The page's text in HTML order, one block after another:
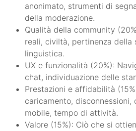
anonimato, strumenti di
della moderazione.
Qualità della community
reali, civiltà, pertinenza della
linguistica.
UX e funzionalità (20%):
chat, individuazione delle
Prestazioni e affidabilità
caricamento, disconnessioni,
mobile, tempo di attività.
Valore (15%): Ciò che si